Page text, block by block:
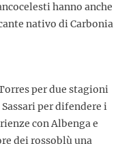
hanno anche
nativo di Carbonia
per due stagioni
per difendere i
con Albenga e
dei rossoblù una